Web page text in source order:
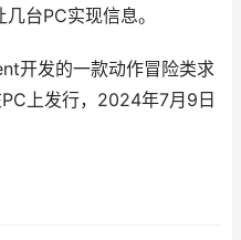
台PC实现信息。
开发的一款动作冒险类求
上发行，2024年7月9日